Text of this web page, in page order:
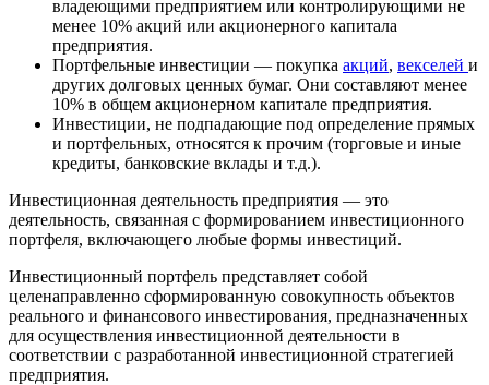
владеющими предприятием или контролирующими не
менее 10% акций или акционерного капитала
предприятия.
Портфельные инвестиции — покупка акций, векселей и
других долговых ценных бумаг. Они составляют менее
10% в общем акционерном капитале предприятия.
Инвестиции, не подпадающие под определение прямых
и портфельных, относятся к прочим (торговые и иные
кредиты, банковские вклады и т.д.).
Инвестиционная деятельность предприятия — это
деятельность, связанная с формированием инвестиционного
портфеля, включающего любые формы инвестиций.
Инвестиционный портфель представляет собой
целенаправленно сформированную совокупность объектов
реального и финансового инвестирования, предназначенных
для осуществления инвестиционной деятельности в
соответствии с разработанной инвестиционной стратегией
предприятия.